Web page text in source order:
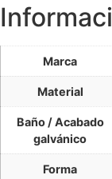
Marca
Material
Baño / Acabado
galvánico
Forma